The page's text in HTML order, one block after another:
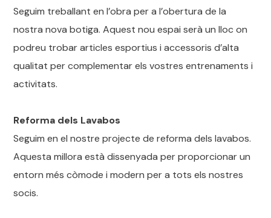
Seguim treballant en l’obra per a l’obertura de la
nostra nova botiga. Aquest nou espai serà un lloc on
podreu trobar articles esportius i accessoris d’alta
qualitat per complementar els vostres entrenaments i
activitats.
Reforma dels Lavabos
Seguim en el nostre projecte de reforma dels lavabos.
Aquesta millora està dissenyada per proporcionar un
entorn més còmode i modern per a tots els nostres
socis.